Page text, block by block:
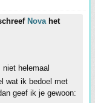
Novahet
helemaal
wat ik bedoel met
geef ik je gewoon: